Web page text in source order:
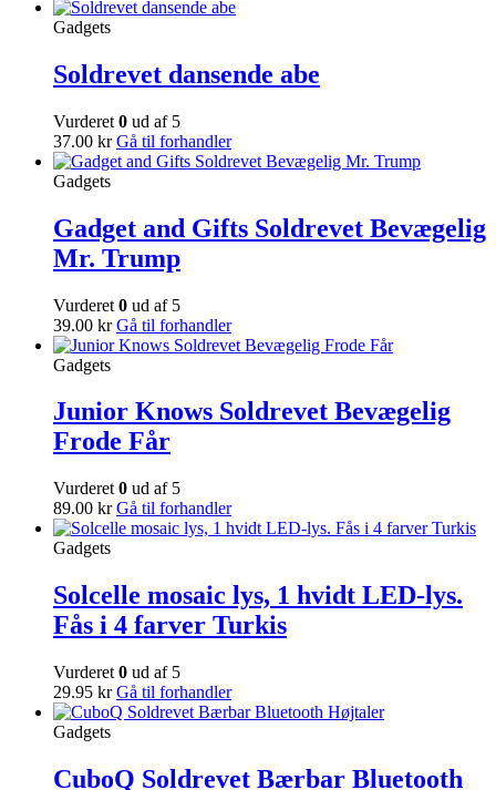
Gadgets
Soldrevet dansende abe
Vurderet 0 ud af 5
37.00 kr Gå til forhandler
Gadgets
Gadget and Gifts Soldrevet Bevægelig
Mr. Trump
Vurderet 0 ud af 5
39.00 kr Gå til forhandler
Gadgets
Junior Knows Soldrevet Bevægelig
Frode Får
Vurderet 0 ud af 5
89.00 kr Gå til forhandler
Gadgets
Solcelle mosaic lys, 1 hvidt LED-lys.
Fås i 4 farver Turkis
Vurderet 0 ud af 5
29.95 kr Gå til forhandler
Gadgets
CuboQ Soldrevet Bærbar Bluetooth